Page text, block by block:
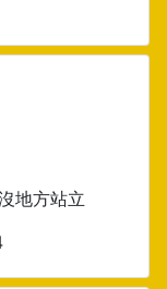
地方站立